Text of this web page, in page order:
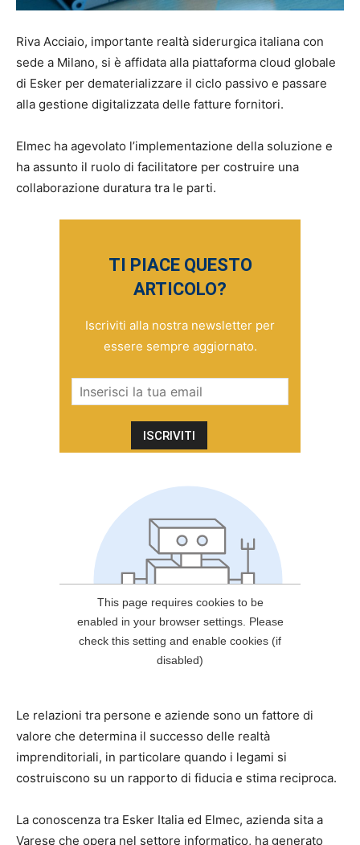
Riva Acciaio, importante realtà siderurgica italiana con
sede a Milano, si è affidata alla piattaforma cloud globale
di Esker per dematerializzare il ciclo passivo e passare
alla gestione digitalizzata delle fatture fornitori.
Elmec ha agevolato l’implementazione della soluzione e
ha assunto il ruolo di facilitatore per costruire una
collaborazione duratura tra le parti.
TI PIACE QUESTO
ARTICOLO?
Iscriviti alla nostra newsletter per
essere sempre aggiornato.
Le relazioni tra persone e aziende sono un fattore di
valore che determina il successo delle realtà
imprenditoriali, in particolare quando i legami si
costruiscono su un rapporto di fiducia e stima reciproca.
La conoscenza tra Esker Italia ed Elmec, azienda sita a
Varese che opera nel settore informatico, ha generato